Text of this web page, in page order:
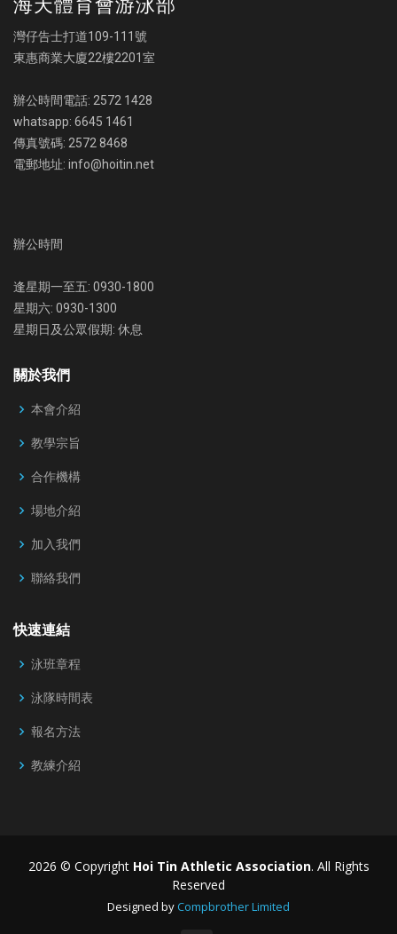
海天體育會游泳部
灣仔告士打道109-111號
東惠商業大廈22樓2201室
辦公時間電話: 2572 1428
whatsapp: 6645 1461
傳真號碼: 2572 8468
電郵地址: info@hoitin.net
辦公時間
逢星期一至五: 0930-1800
星期六: 0930-1300
星期日及公眾假期: 休息
關於我們
本會介紹
教學宗旨
合作機構
場地介紹
加入我們
聯絡我們
快速連結
泳班章程
泳隊時間表
報名方法
教練介紹
2026 © Copyright Hoi Tin Athletic Association. All Rights
Reserved
Designed byCompbrother Limited